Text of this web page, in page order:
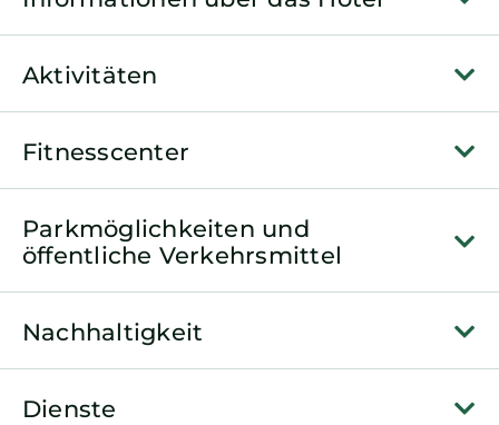
Aktivitäten
Fitnesscenter
Parkmöglichkeiten und
öffentliche Verkehrsmittel
Nachhaltigkeit
Dienste